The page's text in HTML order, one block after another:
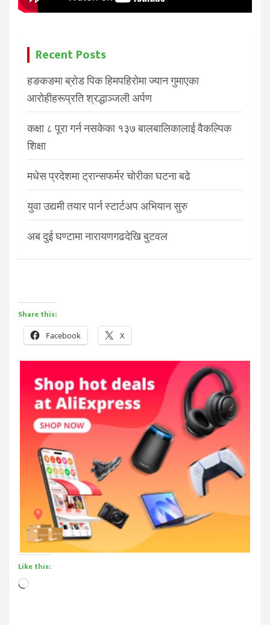
Recent Posts
हङकङमा ब्रोड पिक हिमपहिरोमा ज्यान गुमाएका
आरोहीहरूप्रति श्रद्धाञ्जली अर्पण
कक्षा ८ पूरा गर्न नसकेका १३७ बालबालिकालाई वैकल्पिक
शिक्षा
मधेस प्रदेशमा ट्रान्सफर्मर चोरीका घटना बढे
युवा उद्यमी तयार पार्न स्टार्टअप अभियान सुरु
अब दुई घण्टामा नारायणगढदेखि बुटवल
Share this:
Facebook X
Like this:
Loading…